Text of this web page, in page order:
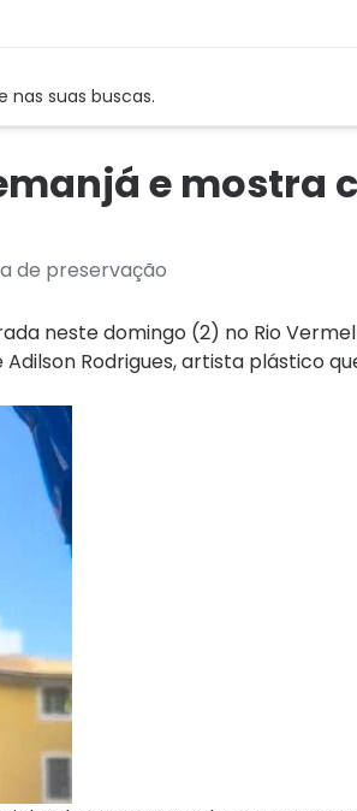
nas suas buscas.
e mostra
de preservação
neste domingo (2) no Rio
Rodrigues, artista plástico